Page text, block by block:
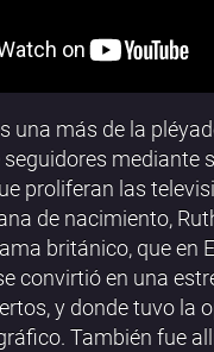
una más de la
mediante
proliferan las
de nacimiento,
británico, que en
convirtió en una
y donde tuvo la
También fue